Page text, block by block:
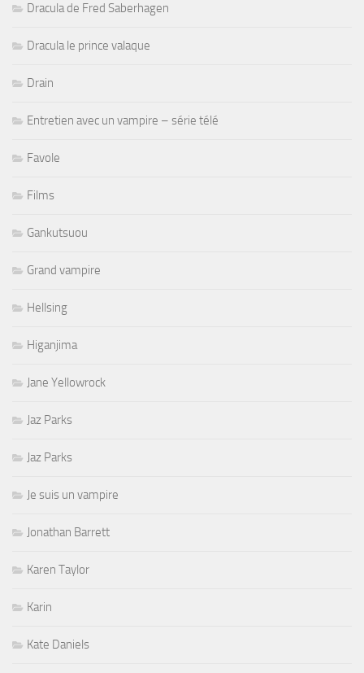
Dracula de Fred Saberhagen
Dracula le prince valaque
Drain
Entretien avec un vampire – série télé
Favole
Films
Gankutsuou
Grand vampire
Hellsing
Higanjima
Jane Yellowrock
Jaz Parks
Jaz Parks
Je suis un vampire
Jonathan Barrett
Karen Taylor
Karin
Kate Daniels